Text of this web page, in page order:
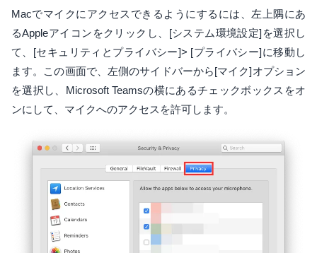
Macでマイクにアクセスできるようにするには、左上隅にあ
るAppleアイコンをクリックし、[システム環境設定]を選択し
て、[セキュリティとプライバシー]> [プライバシー]に移動し
ます。この画面で、左側のサイドバーから[マイク]オプション
を選択し、Microsoft Teamsの横にあるチェックボックスをオ
ンにして、マイクへのアクセスを許可します。